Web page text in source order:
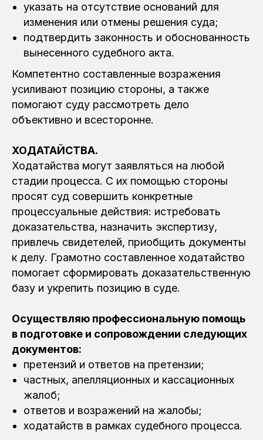
указать на отсутствие оснований для
изменения или отмены решения суда;
подтвердить законность и обоснованность
вынесенного судебного акта.
Компетентно составленные возражения
усиливают позицию стороны, а также
помогают суду рассмотреть дело
объективно и всесторонне.
ХОДАТАЙСТВА.
Ходатайства могут заявляться на любой
стадии процесса. С их помощью стороны
просят суд совершить конкретные
процессуальные действия: истребовать
доказательства, назначить экспертизу,
привлечь свидетелей, приобщить документы
к делу. Грамотно составленное ходатайство
помогает сформировать доказательственную
базу и укрепить позицию в суде.
Осуществляю профессиональную помощь
в подготовке и сопровождении следующих
документов:
претензий и ответов на претензии;
частных, апелляционных и кассационных
жалоб;
ответов и возражений на жалобы;
ходатайств в рамках судебного процесса.